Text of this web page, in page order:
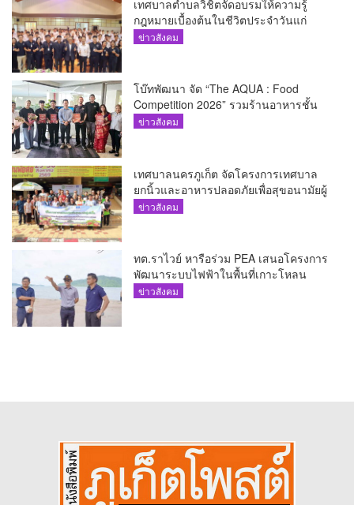
เทศบาลตำบลวิชิตจัดอบรมให้ความรู้
กฎหมายเบื้องต้นในชีวิตประจำวันแก่
เยาวชน
ข่าวสังคม
โบ๊ทพัฒนา จัด “The AQUA : Food
Competition 2026” รวมร้านอาหารชั้น
นำของ The Shopps at The AQUA ชู
ข่าวสังคม
เทศบาลนครภูเก็ต จัดโครงการเทศบาล
ยกนิ้วและอาหารปลอดภัยเพื่อสุขอนามัยผู้
บริโภค
ข่าวสังคม
ทต.ราไวย์ หารือร่วม PEA เสนอโครงการ
พัฒนาระบบไฟฟ้าในพื้นที่เกาะโหลน
ข่าวสังคม